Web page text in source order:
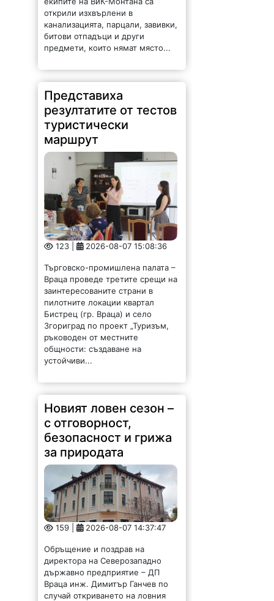
открили изхвърлени в
канализацията, парцали, завивки,
битови отпадъци и други
предмети, които нямат място...
Представиха
резултатите от тестов
туристически
маршрут
123 | 2026-08-07 15:08:36
Търговско-промишлена палата –
Враца проведе третите срещи на
заинтересованите страни в
пилотните локации квартал
Бистрец (гр. Враца) и село
Згориград по проект „Туризъм,
ръководен от местните
общности: създаване на
устойчиви...
Новият ловен сезон –
с отговорност,
безопасност и грижа
за природата
159 | 2026-08-07 14:37:47
Обръщение и поздрав на
директора на Северозападно
държавно предприятие – ДП
Враца инж. Димитър Ганчев по
случай откриването на ловния